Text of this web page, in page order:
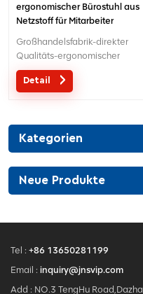
ergonomischer Bürostuhl aus
Netzstoff für Mitarbeiter
Großhandelsfabrik-direkter
Qualitäts-ergonomischer
Entwurfsbüro-Ineinander
greifenstuhl MOQ ist EIN Stück,
Service mit Ihren Bedürfnissen
ist akzeptabel.
Detail
Kategorien
Neue Produkte
Tel : +86 13650281199
Email : inquiry@jnsvip.com
Add : NO.3 TengHu